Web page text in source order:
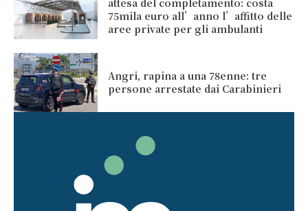
attesa del completamento: costa
75mila euro all’anno l’affitto delle
aree private per gli ambulanti
Angri, rapina a una 78enne: tre
persone arrestate dai Carabinieri